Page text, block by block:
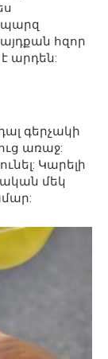
պարզ
հզոր
արդեն:
գերչակի
առաջ:
Կարելի
մեկ